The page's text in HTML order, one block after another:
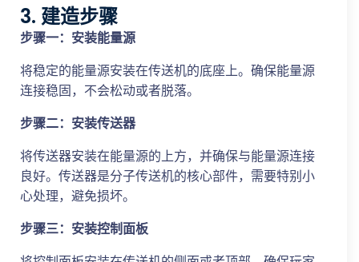
3. 建造步骤
步骤一：安装能量源
将稳定的能量源安装在传送机的底座上。确保能量源
连接稳固，不会松动或者脱落。
步骤二：安装传送器
将传送器安装在能量源的上方，并确保与能量源连接
良好。传送器是分子传送机的核心部件，需要特别小
心处理，避免损坏。
步骤三：安装控制面板